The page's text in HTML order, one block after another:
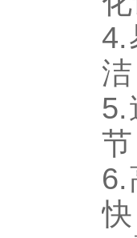
4.
5.
6.